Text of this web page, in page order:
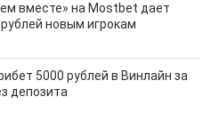
вместе» на Mostbet дает
новым игрокам
5000 рублей в Винлайн за
депозита